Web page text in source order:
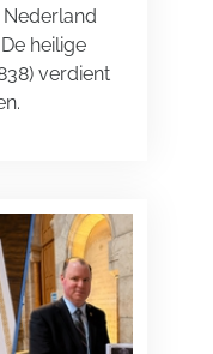
Nederland
heilige
verdient